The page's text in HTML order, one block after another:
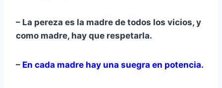
– La pereza es la madre de todos los vicios, y
como madre, hay que respetarla.
– En cada madre hay una suegra en potencia.